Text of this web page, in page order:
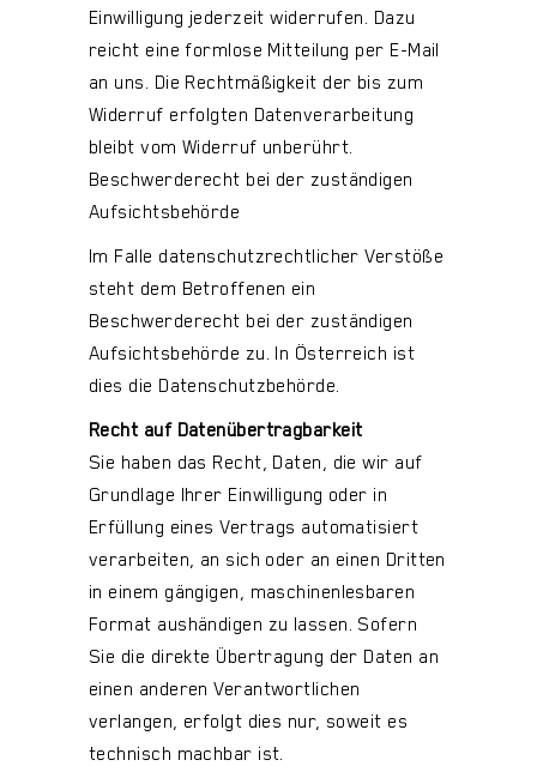
Einwilligung jederzeit widerrufen. Dazu
reicht eine formlose Mitteilung per E-Mail
an uns. Die Rechtmäßigkeit der bis zum
Widerruf erfolgten Datenverarbeitung
bleibt vom Widerruf unberührt.
Beschwerderecht bei der zuständigen
Aufsichtsbehörde
Im Falle datenschutzrechtlicher Verstöße
steht dem Betroffenen ein
Beschwerderecht bei der zuständigen
Aufsichtsbehörde zu. In Österreich ist
dies die Datenschutzbehörde.
Recht auf Datenübertragbarkeit
Sie haben das Recht, Daten, die wir auf
Grundlage Ihrer Einwilligung oder in
Erfüllung eines Vertrags automatisiert
verarbeiten, an sich oder an einen Dritten
in einem gängigen, maschinenlesbaren
Format aushändigen zu lassen. Sofern
Sie die direkte Übertragung der Daten an
einen anderen Verantwortlichen
verlangen, erfolgt dies nur, soweit es
technisch machbar ist.